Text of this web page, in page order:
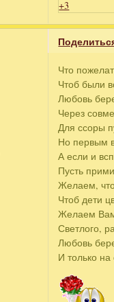
+3
Что
Чтоб были
Любовь
Через
Для ссоры
Но первым
А если и
Пусть
Желаем,
Чтоб дети
Желаем Вам
Светлого,
Любовь
И только на